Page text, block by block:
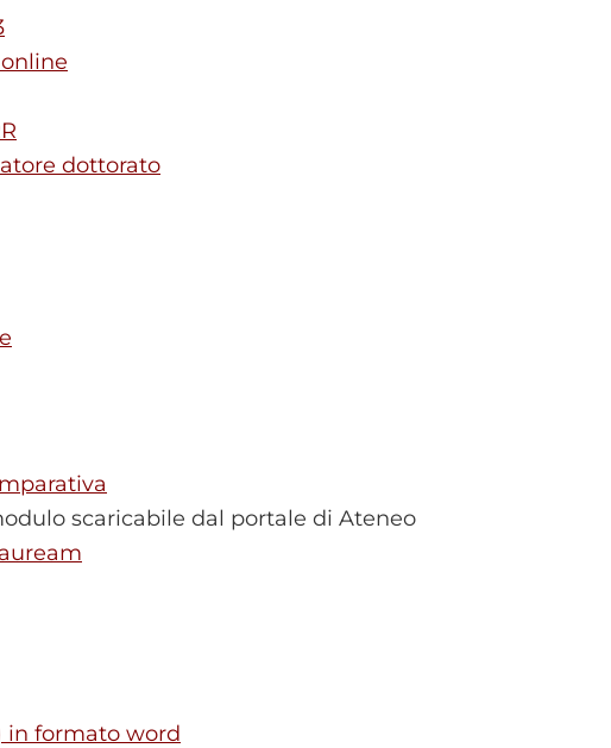
dottorato
scaricabile dal portale di Ateneo
in formato word